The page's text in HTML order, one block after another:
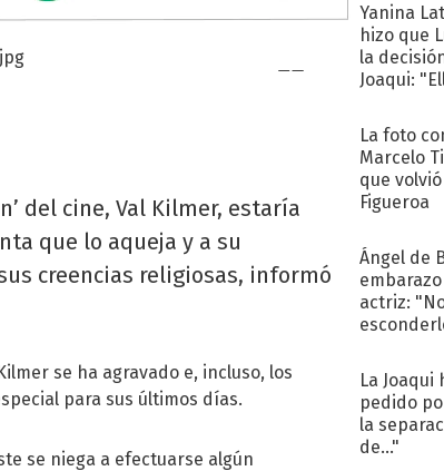
del cine, Val Kilmer, estaría
que lo aqueja y a su
creencias religiosas, informó
se ha agravado e, incluso, los
para sus últimos días.
se niega a efectuarse algún
Yanina
hizo que
la
Joaqui:
La foto
Marcelo
que
Figueroa
Ángel de
actriz:
La
pedido
la
de..."